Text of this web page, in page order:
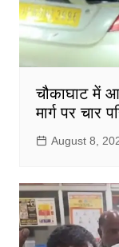
चौकाघाट में
मार्ग पर चार
August 8,